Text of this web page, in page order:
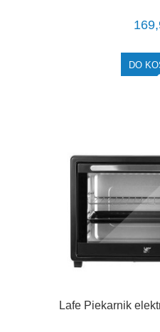
DO
Lafe Piekarnik